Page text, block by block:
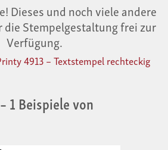
Dieses und noch viele andere
Stempelgestaltung frei zur
Verfügung.
4913 – Textstempel rechteckig
– 1 Beispiele von